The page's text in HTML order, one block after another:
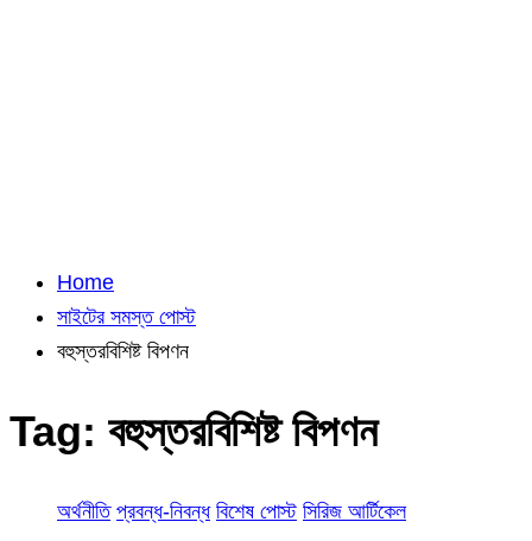
Home
সাইটের সমস্ত পোস্ট
বহুস্তরবিশিষ্ট বিপণন
Tag: বহুস্তরবিশিষ্ট বিপণন
অর্থনীতি প্রবন্ধ-নিবন্ধ বিশেষ পোস্ট সিরিজ আর্টিকেল